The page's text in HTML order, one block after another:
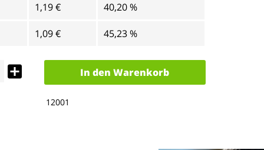
1,19 € 40,20 %
1,09 € 45,23 %
In den Warenkorb
12001